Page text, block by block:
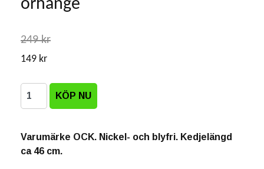
örhänge
249 kr
149 kr
Varumärke OCK. Nickel- och blyfri. Kedjelängd
ca 46 cm.